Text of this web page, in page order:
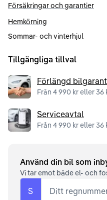
Försäkringar och garantier
Hemkörning
Sommar- och vinterhjul
Tillgängliga tillval
Förlängd
Från 4 990 kr eller 36
Serviceavtal
Från 4 990 kr eller 36
Använd din bil som
Vi tar emot både el- och
S Ditt